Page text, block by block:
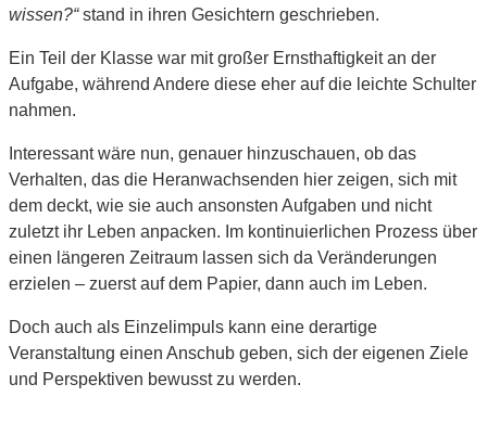
wissen?“stand in ihren Gesichtern geschrieben.
Ein Teil der Klasse war mit großer Ernsthaftigkeit an der
Aufgabe, während Andere diese eher auf die leichte Schulter
nahmen.
Interessant wäre nun, genauer hinzuschauen, ob das
Verhalten, das die Heranwachsenden hier zeigen, sich mit
dem deckt, wie sie auch ansonsten Aufgaben und nicht
zuletzt ihr Leben anpacken. Im kontinuierlichen Prozess über
einen längeren Zeitraum lassen sich da Veränderungen
erzielen – zuerst auf dem Papier, dann auch im Leben.
Doch auch als Einzelimpuls kann eine derartige
Veranstaltung einen Anschub geben, sich der eigenen Ziele
und Perspektiven bewusst zu werden.